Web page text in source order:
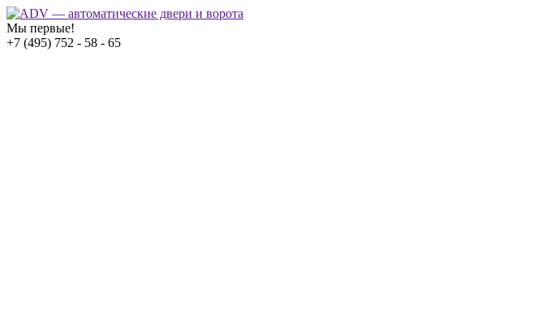
Мы первые!
+7 (495) 752 - 58 - 65